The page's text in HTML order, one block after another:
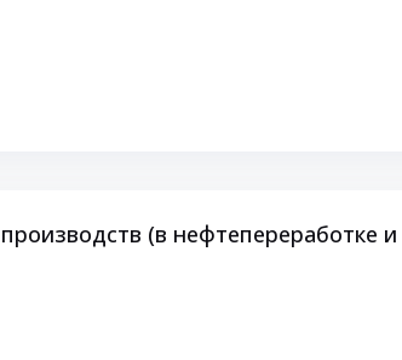
(в нефтепереработке и